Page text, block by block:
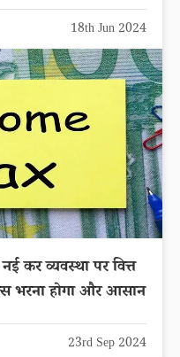
18th Jun 2024
कर व्यवस्था पर वित्त
भरना होगा और आसान
23rd Sep 2024